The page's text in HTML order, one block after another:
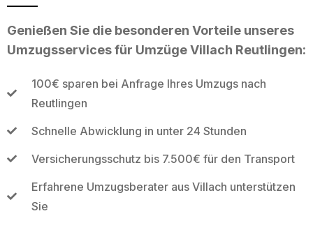
Genießen Sie die besonderen Vorteile unseres
Umzugsservices für Umzüge Villach Reutlingen:
100€ sparen bei Anfrage Ihres Umzugs nach
Reutlingen
Schnelle Abwicklung in unter 24 Stunden
Versicherungsschutz bis 7.500€ für den Transport
Erfahrene Umzugsberater aus Villach unterstützen
Sie